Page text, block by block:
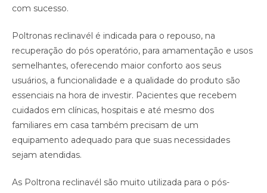
com sucesso.
Poltronas reclinavél é indicada para o repouso, na
recuperação do pós operatório, para amamentação e usos
semelhantes, oferecendo maior conforto aos seus
usuários, a funcionalidade e a qualidade do produto são
essenciais na hora de investir. Pacientes que recebem
cuidados em clínicas, hospitais e até mesmo dos
familiares em casa também precisam de um
equipamento adequado para que suas necessidades
sejam atendidas. ⠀
As Poltrona reclinavél são muito utilizada para o pós-